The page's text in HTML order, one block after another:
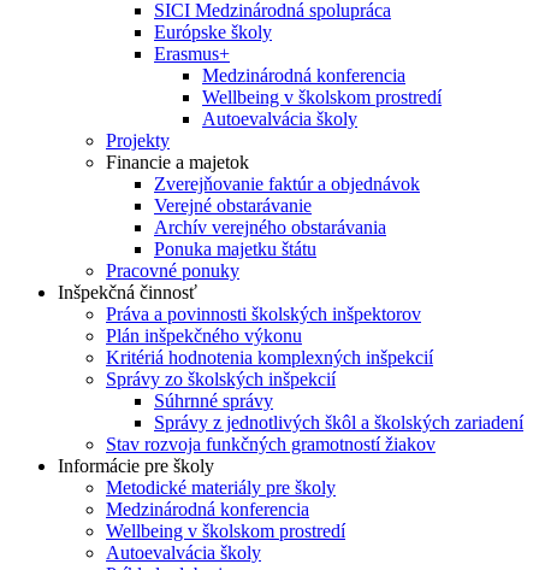
SICI Medzinárodná spolupráca
Európske školy
Erasmus+
Medzinárodná konferencia
Wellbeing v školskom prostredí
Autoevalvácia školy
Projekty
Financie a majetok
Zverejňovanie faktúr a objednávok
Verejné obstarávanie
Archív verejného obstarávania
Ponuka majetku štátu
Pracovné ponuky
Inšpekčná činnosť
Práva a povinnosti školských inšpektorov
Plán inšpekčného výkonu
Kritériá hodnotenia komplexných inšpekcií
Správy zo školských inšpekcií
Súhrnné správy
Správy z jednotlivých škôl a školských zariadení
Stav rozvoja funkčných gramotností žiakov
Informácie pre školy
Metodické materiály pre školy
Medzinárodná konferencia
Wellbeing v školskom prostredí
Autoevalvácia školy